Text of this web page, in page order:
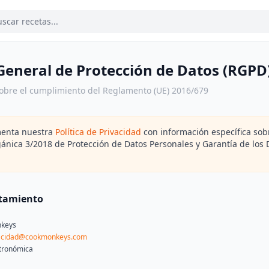
de Protección de Datos
el cumplimiento del Reglamento (UE) 2016/679
nuestra Política de Privacidad con información específica
3/2018 de Protección de Datos Personales y Garantía de los